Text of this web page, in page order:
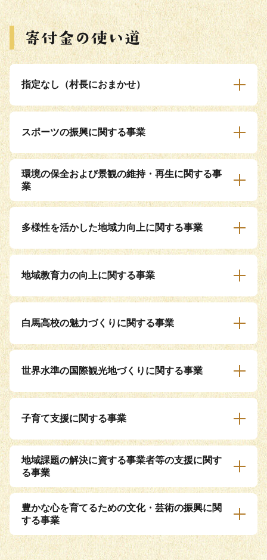
指定なし（村長におまかせ）
スポーツの振興に関する事業
環境の保全および景観の維持・再生に関する事
業
多様性を活かした地域力向上に関する事業
地域教育力の向上に関する事業
白馬高校の魅力づくりに関する事業
世界水準の国際観光地づくりに関する事業
子育て支援に関する事業
地域課題の解決に資する事業者等の支援に関す
る事業
豊かな心を育てるための文化・芸術の振興に関
する事業